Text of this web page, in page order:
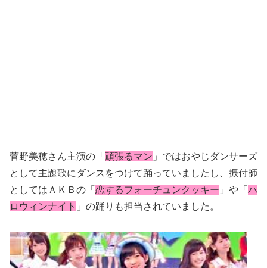
菅野美穂さん主演の「 頑張るマン 」ではおやじダンサーズ
として主題歌にダンスをつけて踊っていましたし、振付師
としてはＡＫＢの「 恋するフォーチュンクッキー 」や「 ハ
ロウィンナイト 」の踊りも担当されていました。